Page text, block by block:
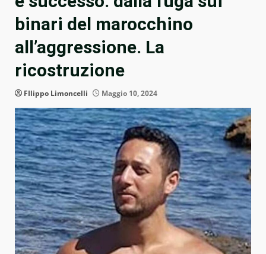
binari del marocchino
all’aggressione. La
ricostruzione
FIlippo Limoncelli Maggio 10, 2024